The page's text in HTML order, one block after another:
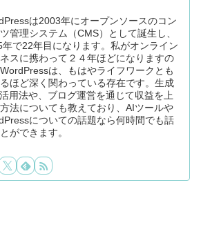
は2003年にオープンソースのコン
管理システム（CMS）として誕生し、
年で22年目になります。私がオンライン
スに携わって２４年ほどになりますの
は、もはやライフワークとも
ほど深く関わっている存在です。生成
用法や、ブログ運営を通じて収益を上
法についても教えており、AIツールや
についての話題なら何時間でも話
ができます。